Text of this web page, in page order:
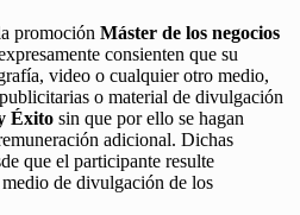
promoción Máster de los negocios
consienten que su
video o cualquier otro medio,
o material de divulgación
Éxito sin que por ello se hagan
adicional. Dichas
que el participante resulte
de divulgación de los